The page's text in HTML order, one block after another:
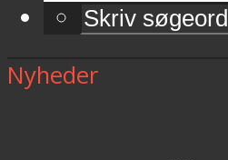
Nyheder